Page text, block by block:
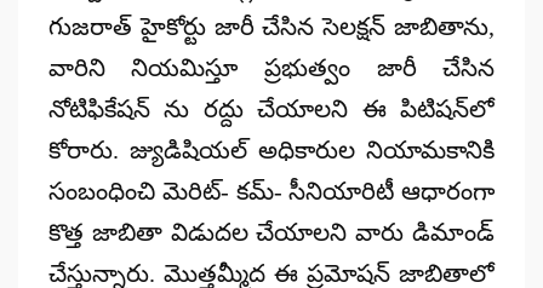
గుజరాత్ హైకోర్టు జారీ చేసిన సెలక్షన్‌ జాబితాను,
వారిని నియమిస్తూ ప్రభుత్వం జారీ చేసిన
నోటిఫికేషన్‌ ను రద్దు చేయాలని ఈ పిటిషన్‌లో
కోరారు. జ్యుడిషియల్ అధికారుల నియామకానికి
సంబంధించి మెరిట్- కమ్‌- సీనియారిటీ ఆధారంగా
కొత్త జాబితా విడుదల చేయాలని వారు డిమాండ్
చేస్తున్నారు. మొత్తమ్మీద ఈ ప్రమోషన్ జాబితాలో